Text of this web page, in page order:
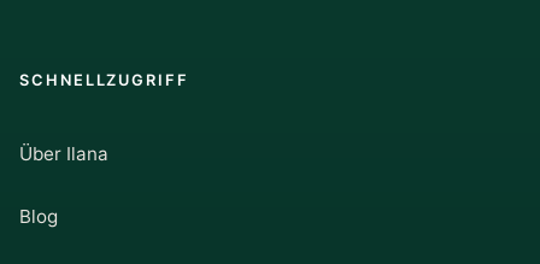
SCHNELLZUGRIFF
Über Ilana
Blog